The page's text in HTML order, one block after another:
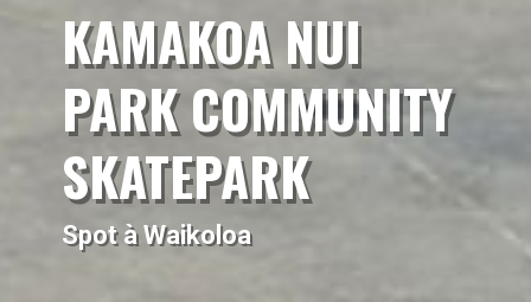
KAMAKOA NUI
PARK COMMUNITY
SKATEPARK
Spot à Waikoloa